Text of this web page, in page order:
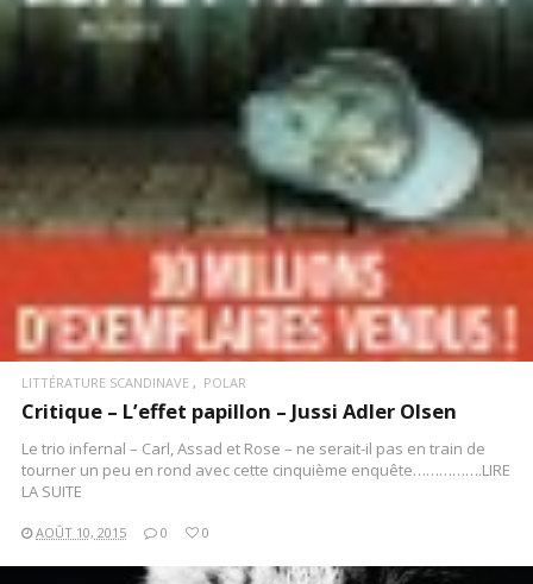
LIRE LA SUITE
LITTÉRATURE SCANDINAVE POLAR
Critique – L’effet papillon – Jussi Adler Olsen
Le trio infernal – Carl, Assad et Rose – ne serait-il pas en train de
tourner un peu en rond avec cette cinquième enquête…………….LIRE
LA SUITE
AOÛT 10, 2015 0 0